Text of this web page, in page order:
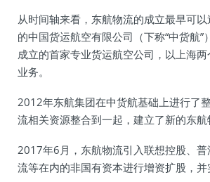
从时间轴来看，东航物流的成立最早可
的中国货运航空有限公司（下称“中货航”
成立的首家专业货运航空公司，以上海
业务。
2012年东航集团在中货航基础上进行了
流相关资源整合到一起，建立了新的东航
2017年6月，东航物流引入联想控股、
流等在内的非国有资本进行增资扩股，并